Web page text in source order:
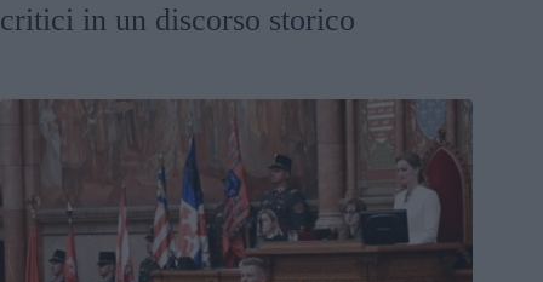
critici in un discorso storico